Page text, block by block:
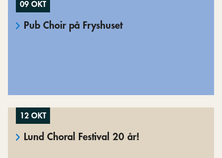
09 OKT
Pub Choir på Fryshuset
12 OKT
Lund Choral Festival 20 år!